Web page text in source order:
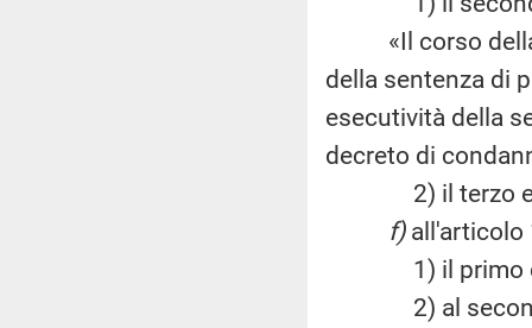
«Il corso della
della sentenza di
esecutività della
decreto di
2) il terzo e il
f)all'articolo
1) il primo
2) al secondo